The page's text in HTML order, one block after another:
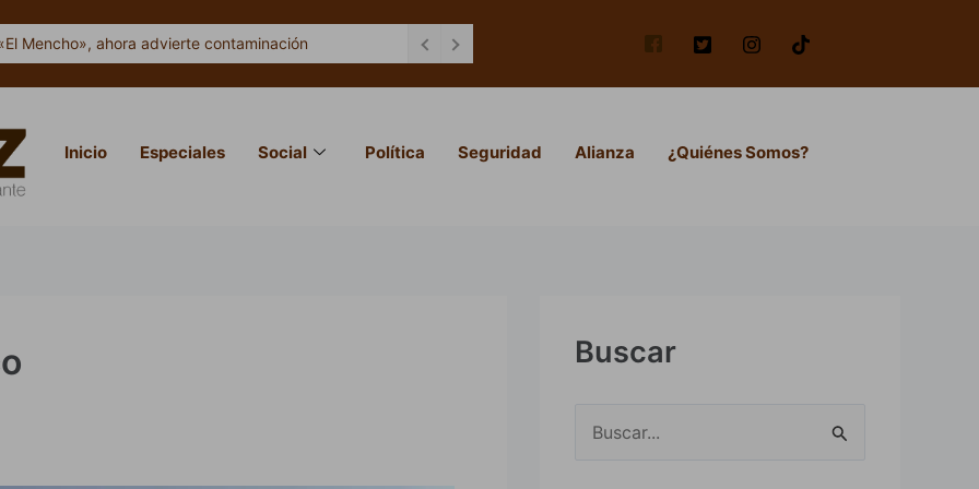
Mencho», ahora advierte contaminación
Inicio Especiales Social Política Seguridad Alianza ¿Quiénes Somos?
Buscar